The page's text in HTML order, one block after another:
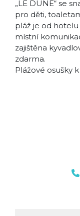
„LE DUNE“ se
pro děti,
pláž je od
místní
zajištěna
zdarma.
Plážové osušky